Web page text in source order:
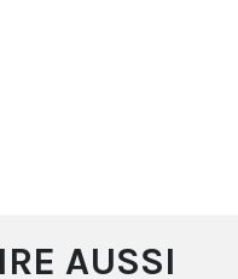
AUSSI